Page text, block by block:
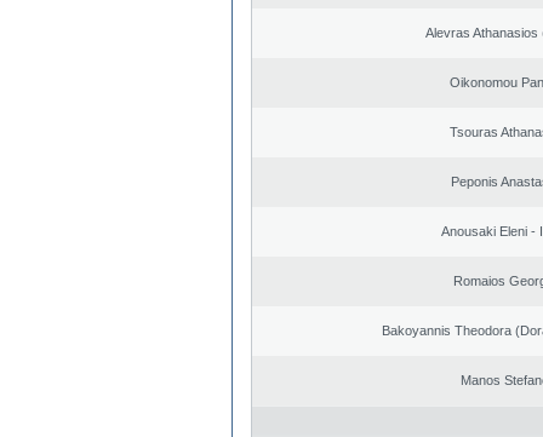
Alevras Athanasios
Oikonomou
Tsouras
Peponis
Anousaki Eleni -
Romaios
Bakoyannis Theodora
Manos